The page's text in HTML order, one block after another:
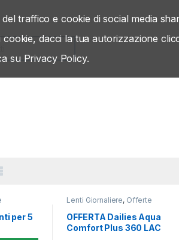
per 5
Lenti Giornaliere, Offerte
OFFERTA Dailies Aqua
Comfort Plus 360 LAC
traffico e cookie di social media
dacci la tua autorizzazione
su Privacy Policy.